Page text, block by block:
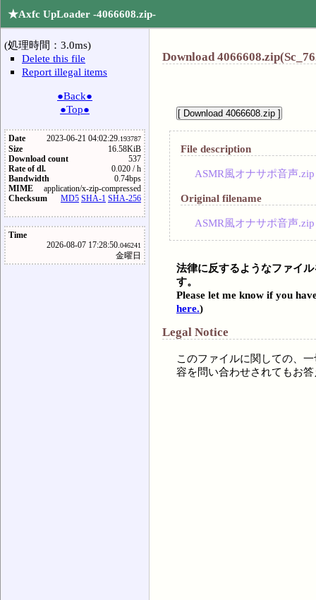
★Axfc UpLoader -4066608.zip-
(処理時間：3.0ms)
Delete this file
Report illegal items
●Back●
●Top●
Date 2023-06-21 04:02:29.193787
Size
16.58KiB
Download count
537
Rate of dl.
0.020 / h
Bandwidth
0.74bps
MIME
application/x-zip-compressed
Checksum
MD5 SHA-1 SHA-256
Time
2026-08-07 17:28:50.046241
金曜日
Download
File description
ASMR風オナサポ音声.zip
Original filename
ASMR風オナサポ音声.zip
法律に反するようなファイ
す。
Please let me know if you
here.)
Legal Notice
このファイルに関しての、
容を問い合わせされてもお